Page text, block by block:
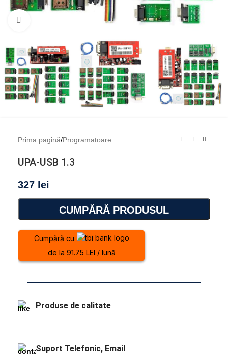
Prima pagină/Programatoare
UPA-USB 1.3
327 lei
CUMPĂRĂ PRODUSUL
Cumpără cu
de la 91.75 LEI / lună
Produse de calitate
Suport Telefonic, Email